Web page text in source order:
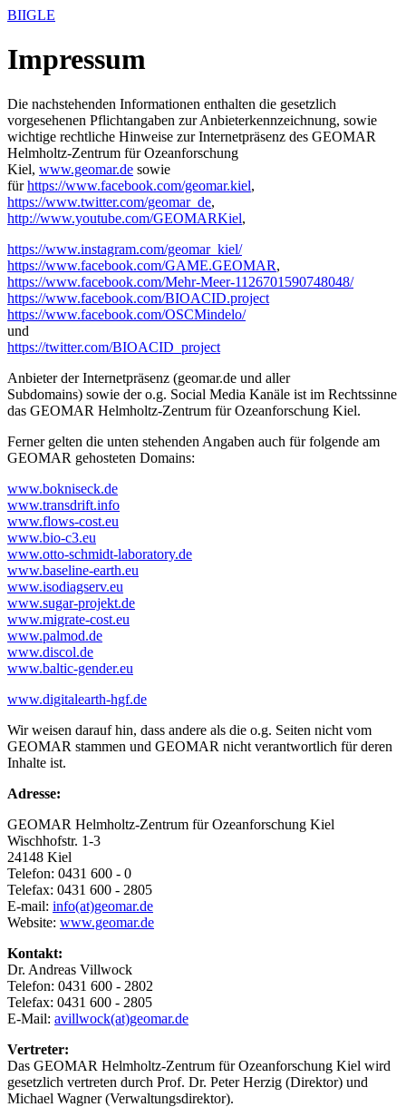
BIIGLE
Impressum
Die nachstehenden Informationen enthalten die gesetzlich
vorgesehenen Pflichtangaben zur Anbieterkennzeichnung, sowie
wichtige rechtliche Hinweise zur Internetpräsenz des GEOMAR
Helmholtz-Zentrum für Ozeanforschung
Kiel, www.geomar.de sowie
fürhttps://www.facebook.com/geomar.kiel,
https://www.twitter.com/geomar_de,
http://www.youtube.com/GEOMARKiel,
https://www.instagram.com/geomar_kiel/
https://www.facebook.com/GAME.GEOMAR,
https://www.facebook.com/Mehr-Meer-1126701590748048/
https://www.facebook.com/BIOACID.project
https://www.facebook.com/OSCMindelo/
und
https://twitter.com/BIOACID_project
Anbieter der Internetpräsenz (geomar.de und aller
Subdomains) sowie der o.g. Social Media Kanäle ist im Rechtssinne
das GEOMAR Helmholtz-Zentrum für Ozeanforschung Kiel.
Ferner gelten die unten stehenden Angaben auch für folgende am
GEOMAR gehosteten Domains:
www.bokniseck.de
www.transdrift.info
www.flows-cost.eu
www.bio-c3.eu
www.otto-schmidt-laboratory.de
www.baseline-earth.eu
www.isodiagserv.eu
www.sugar-projekt.de
www.migrate-cost.eu
www.palmod.de
www.discol.de
www.baltic-gender.eu
www.digitalearth-hgf.de
Wir weisen darauf hin, dass andere als die o.g. Seiten nicht vom
GEOMAR stammen und GEOMAR nicht verantwortlich für deren
Inhalte ist.
Adresse:
GEOMAR Helmholtz-Zentrum für Ozeanforschung Kiel
Wischhofstr. 1-3
24148 Kiel
Telefon: 0431 600 - 0
Telefax: 0431 600 - 2805
E-mail: info(at)geomar.de
Website: www.geomar.de
Kontakt:
Dr. Andreas Villwock
Telefon: 0431 600 - 2802
Telefax: 0431 600 - 2805
E-Mail: avillwock(at)geomar.de
Vertreter:
Das GEOMAR Helmholtz-Zentrum für Ozeanforschung Kiel wird
gesetzlich vertreten durch Prof. Dr. Peter Herzig (Direktor) und
Michael Wagner (Verwaltungsdirektor).